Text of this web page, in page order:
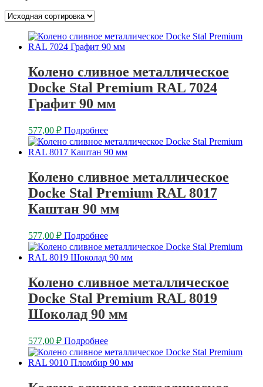
Колено сливное металлическое
Docke Stal Premium RAL 7024
Графит 90 мм
577,00 ₽ Подробнее
Колено сливное металлическое
Docke Stal Premium RAL 8017
Каштан 90 мм
577,00 ₽ Подробнее
Колено сливное металлическое
Docke Stal Premium RAL 8019
Шоколад 90 мм
577,00 ₽ Подробнее